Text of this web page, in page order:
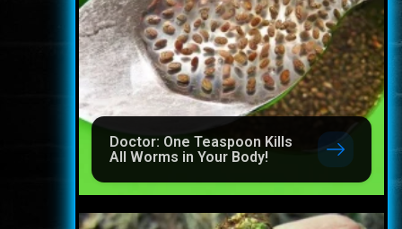
Doctor: One Teaspoon Kills
All Worms in Your Body!